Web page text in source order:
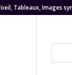
Tableaux, Images